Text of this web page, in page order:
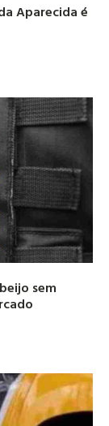
Aparecida é
sem